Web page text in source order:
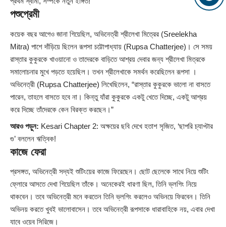
পশুপ্রেমী
কয়েক বছর আগেও জানা গিয়েছিল, অভিনেত্রী শ্রীলেখা মিত্রের (Sreelekha
Mitra) পাশে দাঁড়িয়ে ছিলেন রূপসা চট্টোপাধ্যায় (Rupsa Chatterjee)। সে সময়
রাস্তার কুকুরকে খাওয়ানো ও তাদেরকে বাড়িতে আশ্রয় দেবার জন্য শ্রীলেখা মিত্রকে
সমালোচনার মুখে পড়তে হয়েছিল। তখন শ্রীলেখাকে সমর্থন করেছিলেন রূপসা ।
অভিনেত্রী (Rupsa Chatterjee) লিখেছিলেন, “রাস্তার কুকুরকে ভালো না বাসতে
পারেন, তাহলে বাসতে হবে না। কিন্তু যাঁরা কুকুরকে একটু খেতে দিচ্ছে, একটু আশ্রয়
করে দিচ্ছে তাঁদেরকে কেন বিরক্ত করছেন।”
আরও পড়ুন: Kesari Chapter 2: অক্ষয়ের ছবি দেখে হতাশ সৃজিত, ‘ছাপরি চ্যাপ্টার
গু’ বললেন ঋত্বিক!
কাজে ফেরা
প্রসঙ্গত, অভিনেত্রী সদ্যই শুটিংয়ের কাজে ফিরেছেন। ছোট ছেলেকে সাথে নিয়ে শুটিং
ফ্লোরে আসতে দেখা গিয়েছিল তাঁকে। অনেকেরই ধারণা ছিল, তিনি ভ্লগিং নিয়ে
থাকবেন। তবে অভিনেত্রী মনে করতেন তিনি ভ্লগিং করলেও অভিনয়ে ফিরবেন। তিনি
অভিনয় করতে খুবই ভালোবাসেন। তবে অভিনেত্রী রূপসাকে ধারাবাহিকে নয়, এবার দেখা
যাবে ওয়েব সিরিজে।